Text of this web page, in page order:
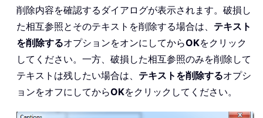
削除内容を確認するダイアログが表示されます。破損し
た相互参照とそのテキストを削除する場合は、 テキスト
を削除するオプションをオンにしてからOKをクリック
してください。一方、破損した相互参照のみを削除して
テキストは残したい場合は、 テキストを削除するオプシ
ョンをオフにしてからOKをクリックしてください。